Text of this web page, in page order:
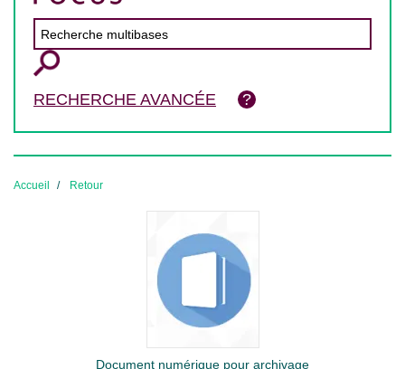
RECHERCHE AVANCÉE
Accueil Retour
Document numérique pour archivage